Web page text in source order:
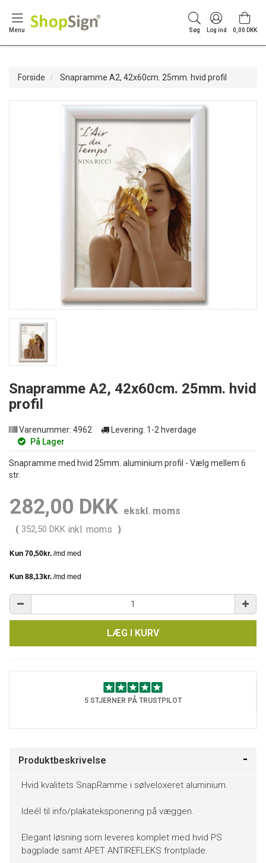
Menu Søg Log ind 0,00 DKK
Forside Snapramme A2, 42x60cm. 25mm. hvid profil
Snapramme A2, 42x60cm. 25mm. hvid
profil
Varenummer: 4962 Levering: 1-2 hverdage
På Lager
Snapramme med hvid 25mm. aluminium profil - Vælg mellem 6
str.
282,00 DKK ekskl. moms
( 352,50 DKK inkl. moms )
LÆG I KURV
5 STJERNER PÅ TRUSTPILOT
Produktbeskrivelse
Hvid kvalitets SnapRamme i sølveloxeret aluminium.
Ideél til info/plakateksponering på væggen.
Elegant løsning som leveres komplet med hvid PS
bagplade samt APET ANTIREFLEKS frontplade.